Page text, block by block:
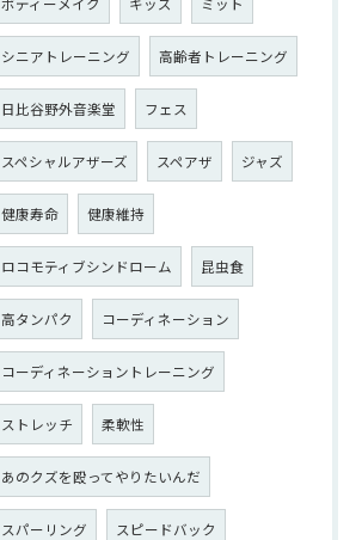
シニアトレーニング 高齢者トレーニング
日比谷野外音楽堂 フェス
スペシャルアザーズ スペアザ ジャズ
健康寿命 健康維持
ロコモティブシンドローム 昆虫食
高タンパク コーディネーション
コーディネーショントレーニング
ストレッチ 柔軟性
あのクズを殴ってやりたいんだ
スパーリング スピードバック